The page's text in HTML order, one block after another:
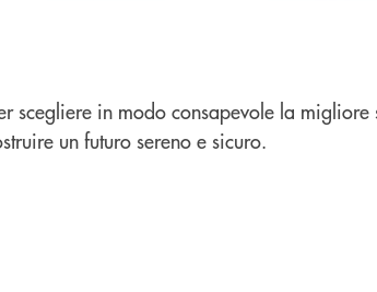
in modo consapevole la migliore
un futuro sereno e sicuro.